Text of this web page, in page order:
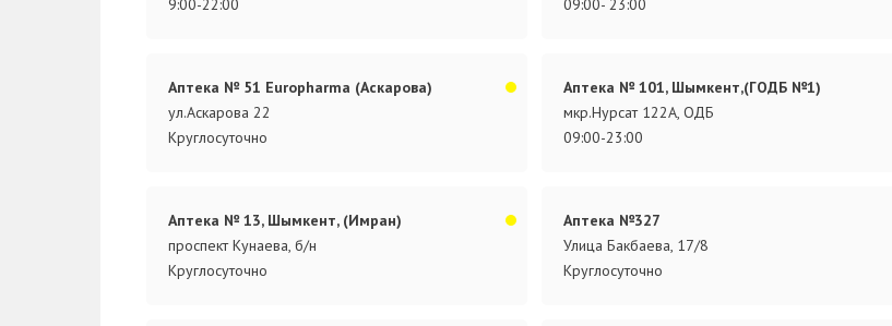
Аптека № 51 Europharma (Аскарова)
ул.Аскарова 22
Круглосуточно
Аптека № 101, Шымкент,(ГОДБ №1)
мкр.Нурсат 122А, ОДБ
09:00-23:00
Аптека № 13, Шымкент, (Имран)
проспект Кунаева, б/н
Круглосуточно
Аптека №327
Улица Бакбаева, 17/8
Круглосуточно